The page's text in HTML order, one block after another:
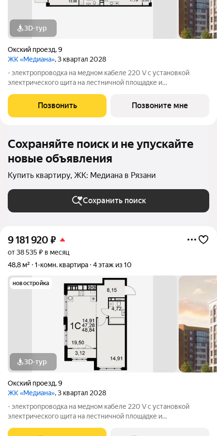
3D-тур
Окский проезд,9
ЖК «Медиана», 3 квартал 2028
- электропроводка на медном кабеле 220 V с установкой
электрического щита на лестничной площадке и
стен, кроме стен лоджий, откосов дверных и оконных
проемов, ниш прохождения стояков
Позвонить Позвоните мне
Сохраняйте поиск и не упускайте
новые объявления
Купить квартиру, ЖК: Медиана в Рязани
Сохранить поиск
9 181 920 ₽
от 38 535 ₽ в месяц
48,8 м²
1-комн. квартира 4 этаж из 10
новостройка
3D-тур
Окский проезд,9
ЖК «Медиана», 3 квартал 2028
- электропроводка на медном кабеле 220 V с установкой
электрического щита на лестничной площадке и